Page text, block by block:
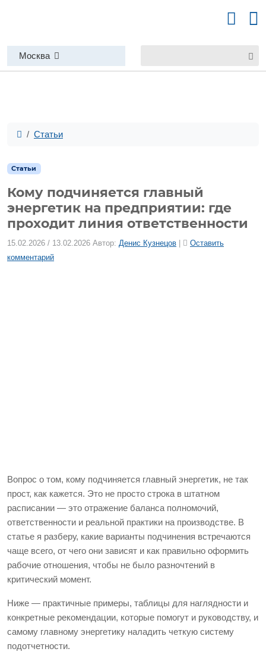
Москва
Статьи
Статьи
Кому подчиняется главный
энергетик на предприятии: где
проходит линия ответственности
15.02.2026 / 13.02.2026 Автор: Денис Кузнецов
Оставить
комментарий
Вопрос о том, кому подчиняется главный энергетик, не так
прост, как кажется. Это не просто строка в штатном
расписании — это отражение баланса полномочий,
ответственности и реальной практики на производстве. В
статье я разберу, какие варианты подчинения встречаются
чаще всего, от чего они зависят и как правильно оформить
рабочие отношения, чтобы не было разночтений в
критический момент.
Ниже — практичные примеры, таблицы для наглядности и
конкретные рекомендации, которые помогут и руководству, и
самому главному энергетику наладить четкую систему
подотчетности.